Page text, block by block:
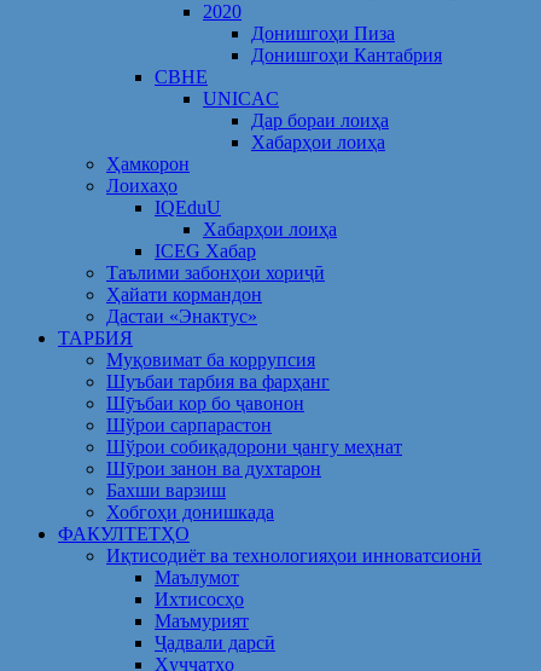
2020
Донишгоҳи Пиза
Донишгоҳи Кантабрия
CBHE
UNICAC
Дар бораи лоиҳа
Хабарҳои лоиҳа
Ҳамкорон
Лоихаҳо
IQEduU
Хабарҳои лоиҳа
ICEG Хабар
Таълими забонҳои хориҷӣ
Ҳайати кормандон
Дастаи «Энактус»
ТАРБИЯ
Муқовимат ба коррупсия
Шуъбаи тарбия ва фарҳанг
Шӯъбаи кор бо ҷавонон
Шўрои сарпарастон
Шўрои собиқадорони ҷангу меҳнат
Шӯрои занон ва духтарон
Бахши варзиш
Хобгоҳи донишкада
ФАКУЛТЕТҲО
Иқтисодиёт ва технологияҳои инноватсионӣ
Маълумот
Ихтисосҳо
Маъмурият
Ҷадвали дарсӣ
Ҳуҷҷатҳо